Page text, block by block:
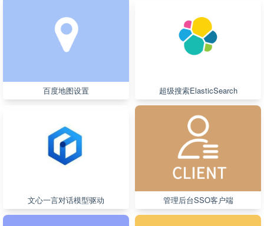
百度地图设置 超级搜索ElasticSearch
文心一言对话模型驱动 管理后台SSO客户端